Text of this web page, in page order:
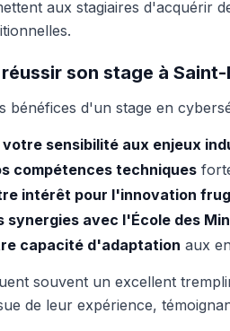
aux stagiaires d'acquérir
son stage à Saint-
bénéfices d'un stage en
votre sensibilité aux enjeux
compétences techniques
intérêt pour l'innovation
synergies avec l'École des
capacité d'adaptation aux
souvent un excellent
de leur expérience,